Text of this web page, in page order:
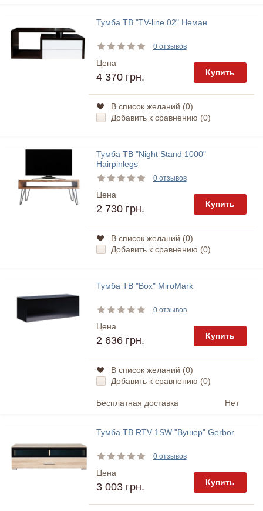
Тумба ТВ "TV-line 02" Неман
0 отзывов
Цена
4 370 грн. Купить
В список желаний (0)
Добавить к сравнению (0)
Тумба ТВ "Night Stand 1000"
Hairpinlegs
0 отзывов
Цена
2 730 грн. Купить
В список желаний (0)
Добавить к сравнению (0)
Тумба ТВ "Box" MiroMark
0 отзывов
Цена
2 636 грн. Купить
В список желаний (0)
Добавить к сравнению (0)
Бесплатная доставка Нет
Тумба ТВ RTV 1SW "Вушер" Gerbor
0 отзывов
Цена
3 003 грн. Купить